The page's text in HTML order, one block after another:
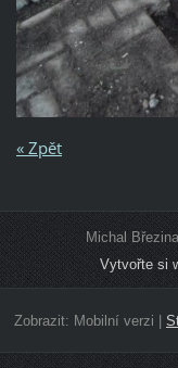
« Zpět
Michal
Vytvořte si
Zobrazit: Mobilní verzi